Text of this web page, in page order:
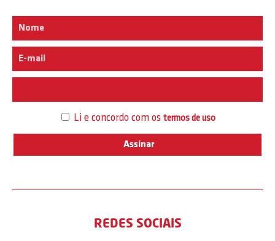
Li e concordo com os termos de uso
REDES SOCIAIS